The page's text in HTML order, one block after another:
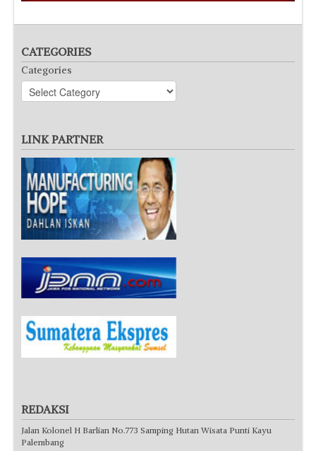
CATEGORIES
Categories
LINK PARTNER
REDAKSI
Jalan Kolonel H Barlian No.773 Samping Hutan Wisata Punti Kayu
Palembang